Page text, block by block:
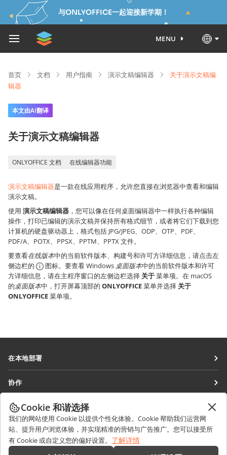
与ONLYOFFICE一起迎接新学期！
MENU
首页 文档 用户指南 演示文稿编辑器
关于演示文稿编
辑器
本文由AI翻译
关于演示文稿编辑器
ONLYOFFICE 文档 在线编辑器功能
演示文稿编辑器是一款在线应用程序，允许您直接在浏览器中查看和编辑
演示文稿。
使用 演示文稿编辑器 ，您可以像在任何桌面编辑器中一样执行各种编辑
操作，打印已编辑的演示文稿并保持所有格式细节，或者将它们下载到您
计算机的硬盘驱动器上，格式包括 JPG/JPEG、ODP、OTP、PDF、
PDF/A、POTX、PPSX、PPTM、PPTX 文件。
要查看在线版本中的当前软件版本、构建号和许可方详细信息，请点击左
侧边栏的
图标。要查看 Windows 桌面版本中的当前软件版本和许可
方详细信息，请在主程序窗口的左侧边栏选择 关于菜单项。在 macOS
的桌面版本中，打开屏幕顶部的 ONLYOFFICE菜单并选择 关于
ONLYOFFICE菜单项。
在本地部署
协作空间
工作区
连接器
桌面应用程序
协作
针对翻译人员
针对博主
职位空缺
获取最新资讯
博客
获取帮助
论坛
Cookie 和谐选择
我们的网站使用 Cookie 以提供个性化体验。Cookie 帮助我们运营网
站、提升用户浏览体验，并实现精准的营销与广告推广。您可以接受所
有 Cookie 或自定义您的偏好设置。 了解详情